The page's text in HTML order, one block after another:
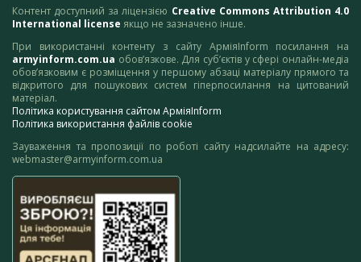
Контент доступний за ліцензією Creative Commons Attribution 4.0
International license якщо не зазначено інше.
При використанні контенту з сайту АрміяInform посилання на
armyinform.com.ua обов’язкове. Для суб’єктів у сфері онлайн-медіа
обов’язковим є розміщення у першому абзаці матеріалу прямого та
відкритого для пошукових систем гіперпосилання на цитований
матеріал.
Політика користування сайтом АрміяInform
Політика використання файлів cookie
Зауваження та пропозиції по роботі сайту надсилайте на адресу:
webmaster@armyinform.com.ua